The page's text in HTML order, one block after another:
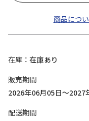
商品につ
在庫
在庫あり
販売期間
2026年06月05日～2027
配送期間